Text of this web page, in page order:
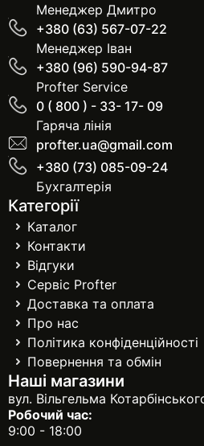
Менеджер Дмитро
+380 (63) 567-07-22
Менеджер Іван
+380 (96) 590-94-87
Profter Service
0 ( 800 ) - 33- 17- 09
Гаряча лінія
profter.ua@gmail.com
+380 (73) 085-09-24
Бухгалтерія
Категорії
Каталог
Контакти
Відгуки
Сервіс Profter
Доставка та оплата
Про нас
Політика конфіденційності
Повернення та обмін
Наші магазини
вул. Вільгельма
Робочий час:
9:00 - 18:00